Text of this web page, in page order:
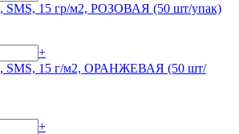
SMS, 15 гр/м2, РОЗОВАЯ (50 шт/упак)
+
SMS, 15 г/м2, ОРАНЖЕВАЯ (50 шт/
+